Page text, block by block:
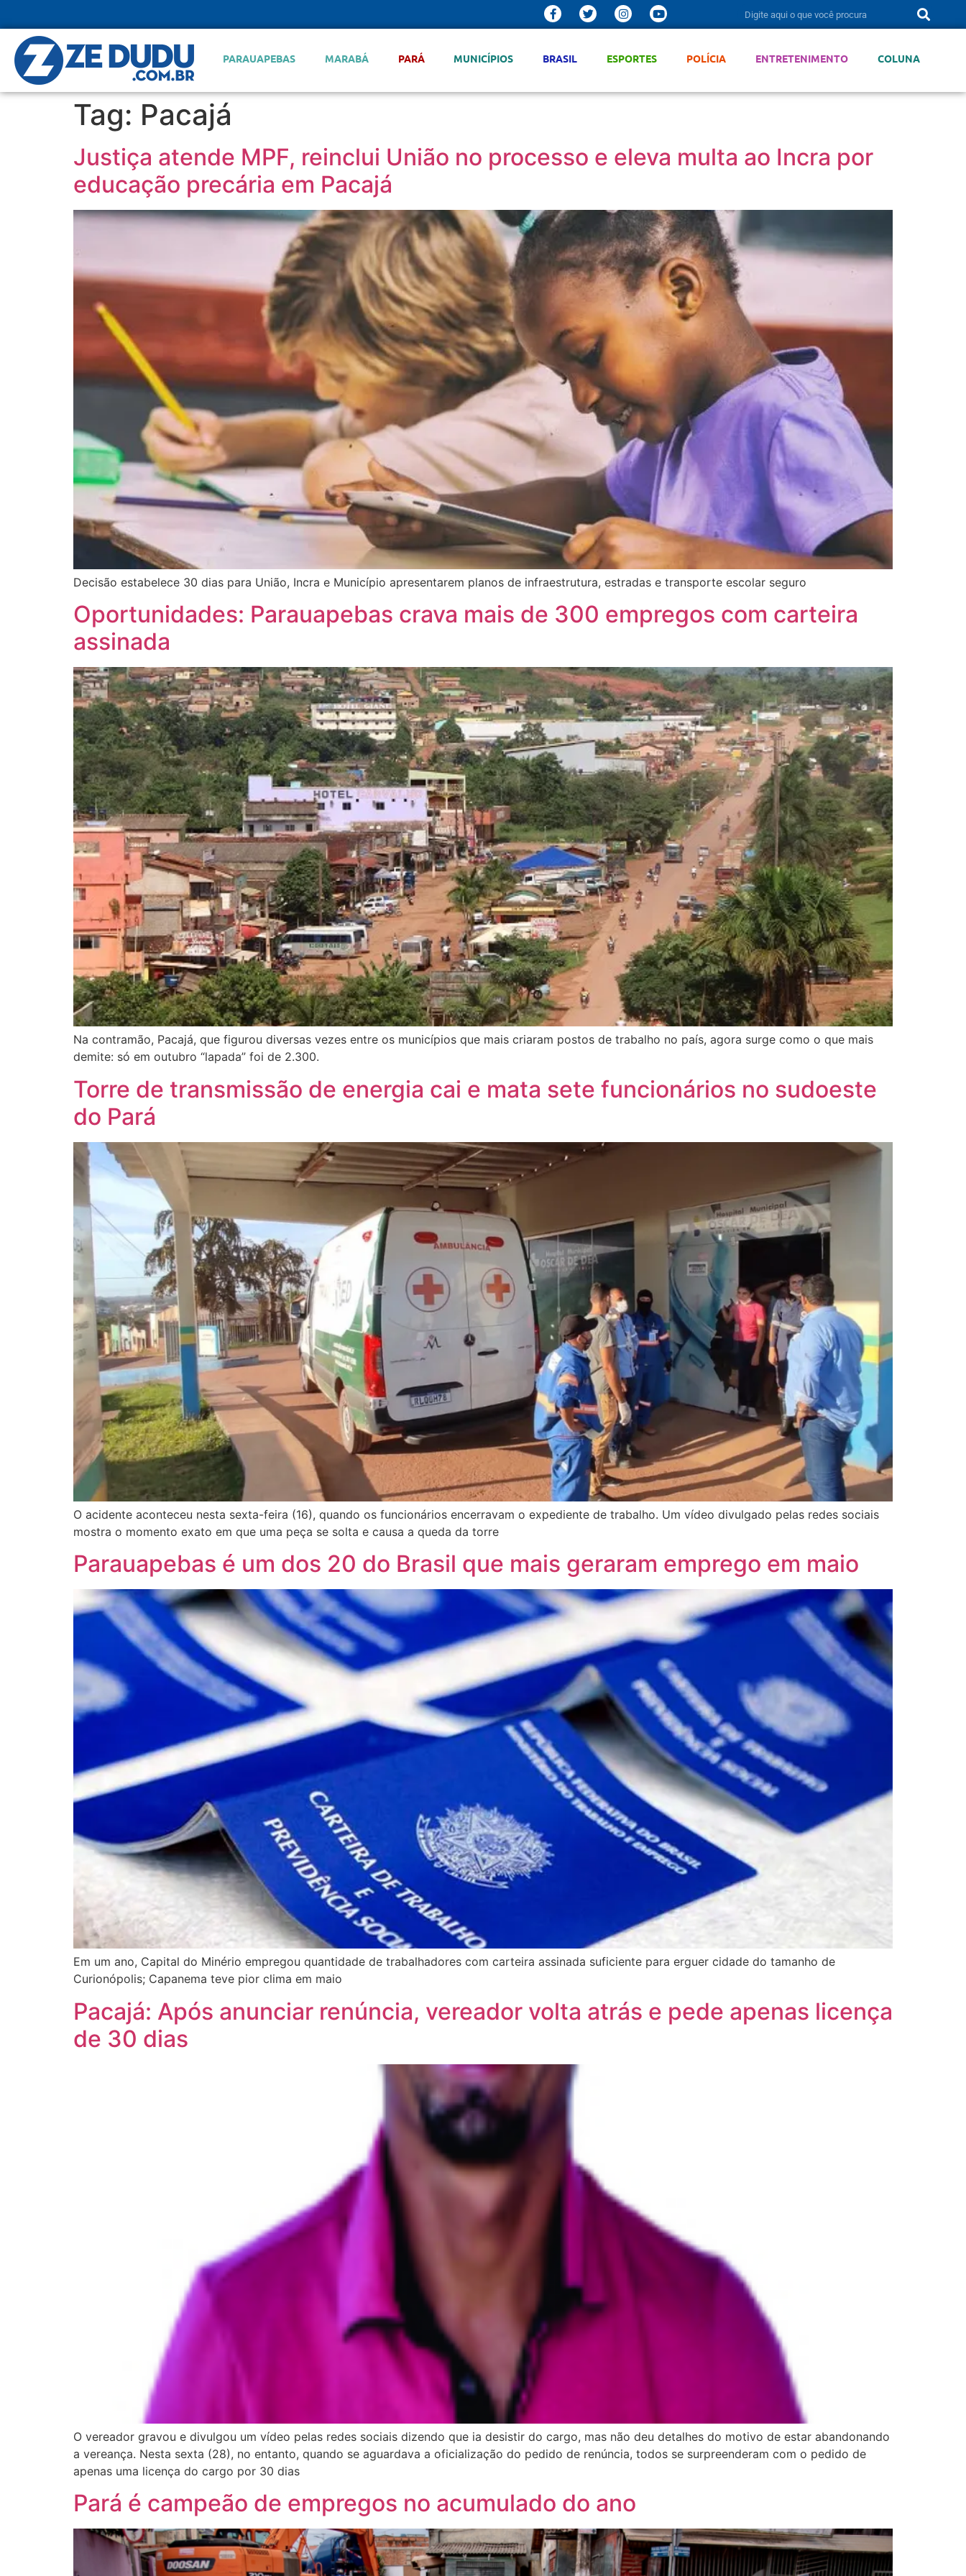
PARAUAPEBAS MARABÁ PARÁ MUNICÍPIOS BRASIL ESPORTES POLÍCIA ENTRETENIMENTO COLUNA
Tag: Pacajá
Justiça atende MPF, reinclui União no processo e eleva multa ao Incra por
educação precária em Pacajá
Decisão estabelece 30 dias para União, Incra e Município apresentarem planos de infraestrutura, estradas e transporte escolar seguro
Oportunidades: Parauapebas crava mais de 300 empregos com carteira
assinada
Na contramão, Pacajá, que figurou diversas vezes entre os municípios que mais criaram postos de trabalho no país, agora surge como o que mais
demite: só em outubro “lapada” foi de 2.300.
Torre de transmissão de energia cai e mata sete funcionários no sudoeste
do Pará
O acidente aconteceu nesta sexta-feira (16), quando os funcionários encerravam o expediente de trabalho. Um vídeo divulgado pelas redes sociais
mostra o momento exato em que uma peça se solta e causa a queda da torre
Parauapebas é um dos 20 do Brasil que mais geraram emprego em maio
Em um ano, Capital do Minério empregou quantidade de trabalhadores com carteira assinada suficiente para erguer cidade do tamanho de
Curionópolis; Capanema teve pior clima em maio
Pacajá: Após anunciar renúncia, vereador volta atrás e pede apenas licença
de 30 dias
O vereador gravou e divulgou um vídeo pelas redes sociais dizendo que ia desistir do cargo, mas não deu detalhes do motivo de estar abandonando
a vereança. Nesta sexta (28), no entanto, quando se aguardava a oficialização do pedido de renúncia, todos se surpreenderam com o pedido de
apenas uma licença do cargo por 30 dias
Pará é campeão de empregos no acumulado do ano